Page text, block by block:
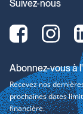
Suivez-nous
Facebook-
svg
svg
Abonnez-vous à
Recevez nos
prochaines dates
financière.